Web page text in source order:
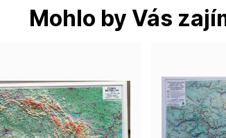
Mohlo by Vás